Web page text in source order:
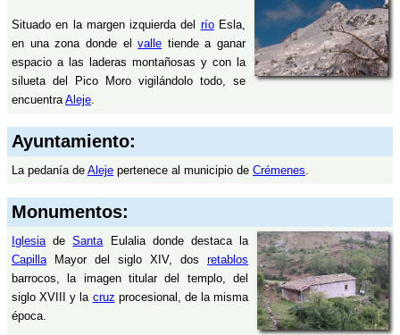
Situado en la margen izquierda del ríoEsla,
en una zona donde elvalle tiende a ganar
espacio a las laderas montañosas y con la
silueta del Pico Moro vigilándolo todo, se
encuentraAleje.
Ayuntamiento:
La pedanía de Aleje pertenece al municipio de Crémenes.
Monumentos:
IglesiadeSantaEulalia donde destaca la
CapillaMayor del siglo XIV, dosretablos
barrocos, la imagen titular del templo, del
siglo XVIII y la cruz procesional, de la misma
época.